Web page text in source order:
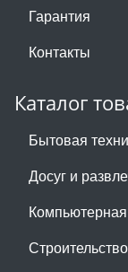
Гарантия
Контакты
Каталог
Бытовая
Досуг и